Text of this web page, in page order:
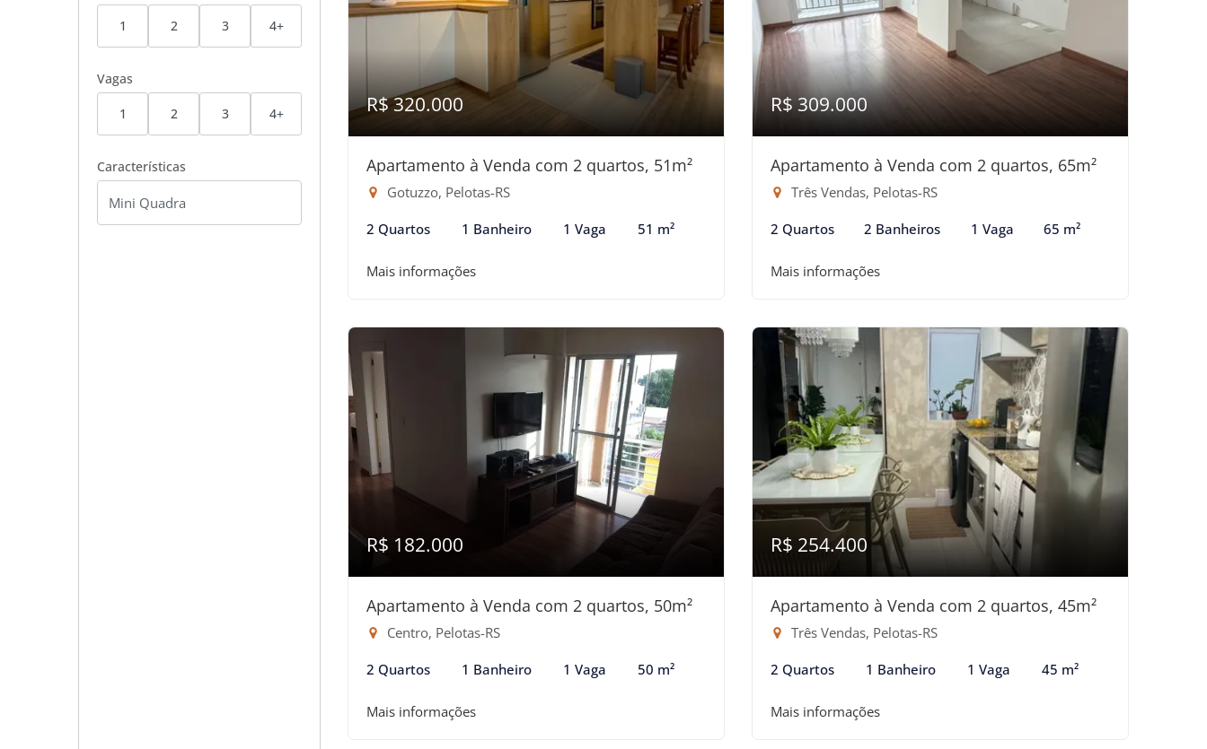
1 2 3 4+
Vagas
1 2 3 4+
Características
R$ 320.000
Apartamento à Venda com 2 quartos, 51m²
Gotuzzo, Pelotas-RS
2 Quartos 1 Banheiro 1 Vaga 51 m²
Mais informações
R$ 309.000
Apartamento à Venda com 2 quartos, 65m²
Três Vendas, Pelotas-RS
2 Quartos 2 Banheiros 1 Vaga 65 m²
Mais informações
R$ 182.000
Apartamento à Venda com 2 quartos, 50m²
Centro, Pelotas-RS
2 Quartos 1 Banheiro 1 Vaga 50 m²
Mais informações
R$ 254.400
Apartamento à Venda com 2 quartos, 45m²
Três Vendas, Pelotas-RS
2 Quartos 1 Banheiro 1 Vaga 45 m²
Mais informações